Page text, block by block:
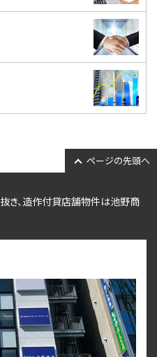
ページの先頭へ
き、造作付貸店舗物件は池野商